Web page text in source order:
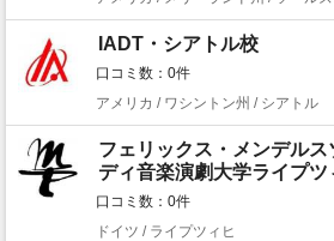
IADT・シアトル校
口コミ数：0件
アメリカ / ワシントン州 / シアトル
フェリックス・メンデル
ディ音楽演劇大学ライプツ
口コミ数：0件
ドイツ / ライプツィヒ